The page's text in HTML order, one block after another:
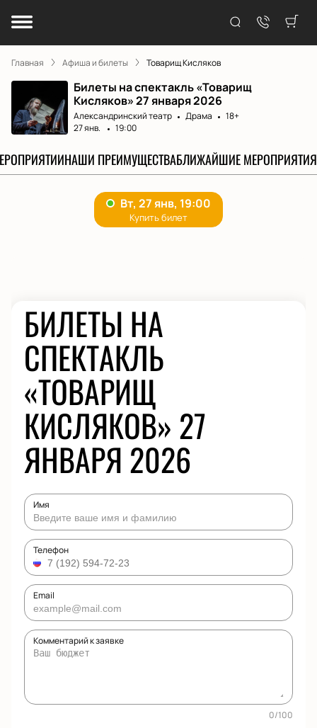
Главная Афиша и билеты Товарищ Кисляков
Билеты на спектакль «Товарищ
Кисляков» 27 января 2026
Александринский театр Драма
18+
27 янв.
19:00
НАШИ ПРЕИМУЩЕСТВАБЛИЖАЙШИЕ МЕРОПРИЯТИЯ
БИЛЕТЫ НА
СПЕКТАКЛЬ
«ТОВАРИЩ
КИСЛЯКОВ» 27
ЯНВАРЯ 2026
Имя
Телефон
Email
Комментарий к заявке
0/100